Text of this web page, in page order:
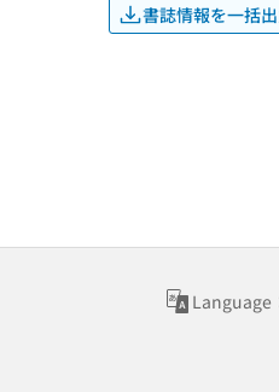
書誌情報を一括
Language